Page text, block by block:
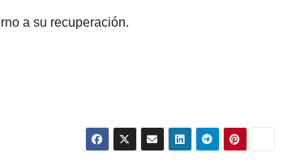
a su recuperación.